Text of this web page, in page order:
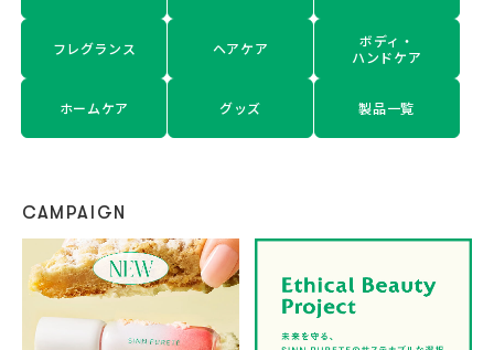
フレグランス ヘアケア
ボディ・
ハンドケア
ホームケア グッズ 製品一覧
CAMPAIGN